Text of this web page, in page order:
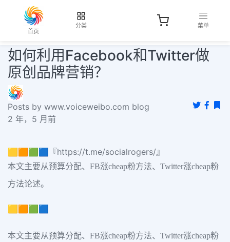
首页
分类 菜单
如何利用Facebook和Twitter做
原创品牌营销？
Posts by www.voiceweibo.com blog
2 年，5 月前
🟨🟧🟩🟦『https://t.me/socialrogers/』
本文主要从预算分配、FB涨cheap粉方法、Twitter涨cheap粉
方法论述。
🟨🟧🟩🟦
本文主要从预算分配、FB涨cheap粉方法、Twitter涨cheap粉